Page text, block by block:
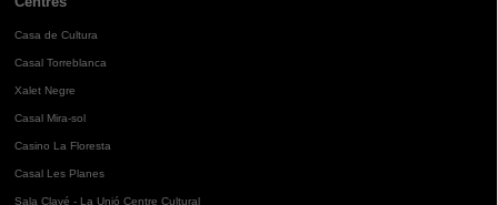
Casa de Cultura
Casal Torreblanca
Xalet Negre
Casal Mira-sol
Casino La Floresta
Casal Les Planes
Sala Clavé - La Unió Centre Cultural